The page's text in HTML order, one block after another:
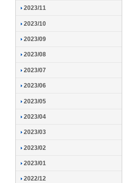
2023/11
2023/10
2023/09
2023/08
2023/07
2023/06
2023/05
2023/04
2023/03
2023/02
2023/01
2022/12